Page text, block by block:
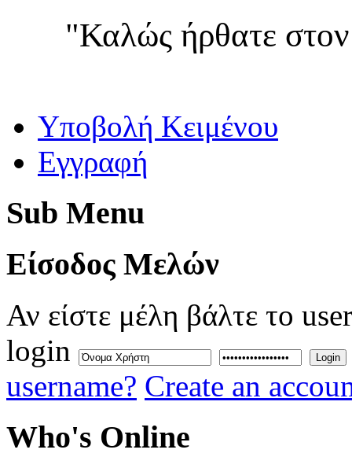
"Καλώς ήρθατε
Yποβολή Κειμένου
Εγγραφή
Sub Menu
Eίσοδος Μελών
Αν είστε μέλη βάλτε το
login
Login
username? Create an
Who's Online